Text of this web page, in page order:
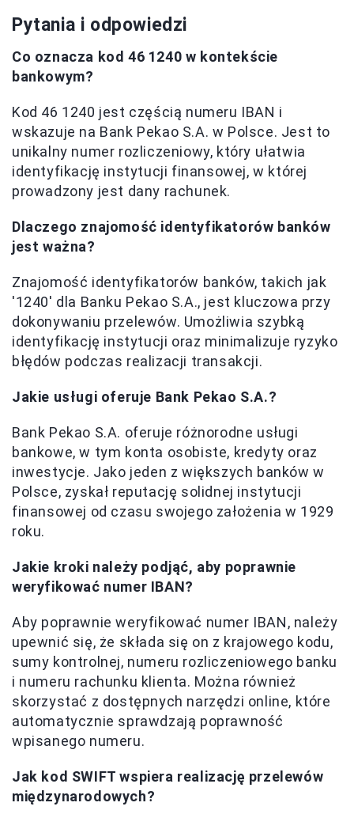
Pytania i odpowiedzi
Co oznacza kod 46 1240 w kontekście
bankowym?
Kod 46 1240 jest częścią numeru IBAN i
wskazuje na Bank Pekao S.A. w Polsce. Jest to
unikalny numer rozliczeniowy, który ułatwia
identyfikację instytucji finansowej, w której
prowadzony jest dany rachunek.
Dlaczego znajomość identyfikatorów banków
jest ważna?
Znajomość identyfikatorów banków, takich jak
'1240' dla Banku Pekao S.A., jest kluczowa przy
dokonywaniu przelewów. Umożliwia szybką
identyfikację instytucji oraz minimalizuje ryzyko
błędów podczas realizacji transakcji.
Jakie usługi oferuje Bank Pekao S.A.?
Bank Pekao S.A. oferuje różnorodne usługi
bankowe, w tym konta osobiste, kredyty oraz
inwestycje. Jako jeden z większych banków w
Polsce, zyskał reputację solidnej instytucji
finansowej od czasu swojego założenia w 1929
roku.
Jakie kroki należy podjąć, aby poprawnie
weryfikować numer IBAN?
Aby poprawnie weryfikować numer IBAN, należy
upewnić się, że składa się on z krajowego kodu,
sumy kontrolnej, numeru rozliczeniowego banku
i numeru rachunku klienta. Można również
skorzystać z dostępnych narzędzi online, które
automatycznie sprawdzają poprawność
wpisanego numeru.
Jak kod SWIFT wspiera realizację przelewów
międzynarodowych?